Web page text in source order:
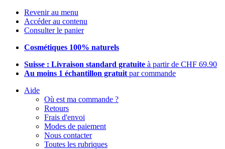
Revenir au menu
Accéder au contenu
Consulter le panier
Cosmétiques 100% naturels
Suisse : Livraison standard gratuite à partir de CHF 69.90
Au moins 1 échantillon gratuit par commande
Aide
Où est ma commande ?
Retours
Frais d'envoi
Modes de paiement
Nous contacter
Toutes les rubriques